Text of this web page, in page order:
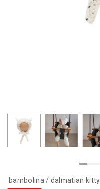
bambolina / dalmatian kitty